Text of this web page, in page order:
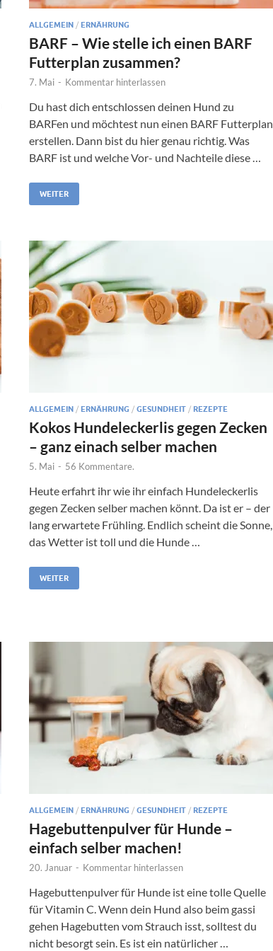
ALLGEMEIN / ERNÄHRUNG
BARF – Wie stelle ich einen BARF
Futterplan zusammen?
7. Mai - Kommentar hinterlassen
Du hast dich entschlossen deinen Hund zu
BARFen und möchtest nun einen BARF Futterplan
erstellen. Dann bist du hier genau richtig. Was
BARF ist und welche Vor- und Nachteile diese …
WEITER
ALLGEMEIN / ERNÄHRUNG / GESUNDHEIT / REZEPTE
Kokos Hundeleckerlis gegen Zecken
– ganz einach selber machen
5. Mai - 56 Kommentare.
Heute erfahrt ihr wie ihr einfach Hundeleckerlis
gegen Zecken selber machen könnt. Da ist er – der
lang erwartete Frühling. Endlich scheint die Sonne,
das Wetter ist toll und die Hunde …
WEITER
ALLGEMEIN / ERNÄHRUNG / GESUNDHEIT / REZEPTE
Hagebuttenpulver für Hunde –
einfach selber machen!
20. Januar - Kommentar hinterlassen
Hagebuttenpulver für Hunde ist eine tolle Quelle
für Vitamin C. Wenn dein Hund also beim gassi
gehen Hagebutten vom Strauch isst, solltest du
nicht besorgt sein. Es ist ein natürlicher …